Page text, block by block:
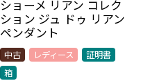
ショーメ リアン コレク
ション ジュ ドゥ リアン
ペンダント
中古 レディース
証明書
箱